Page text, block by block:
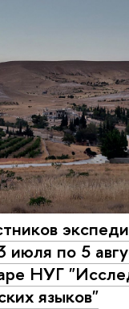
июля по 5
НУГ
языков"